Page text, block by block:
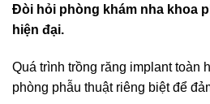
Đòi hỏi phòng khám nha khoa
hiện đại.
Quá trình trồng răng implant toàn
phòng phẫu thuật riêng biệt để